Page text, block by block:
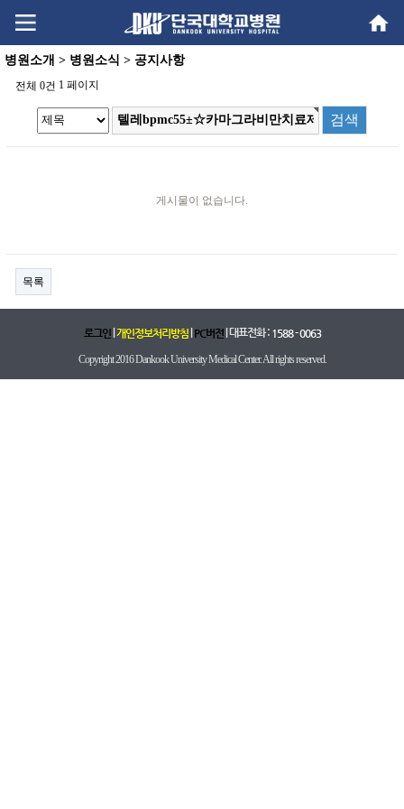
content
menu
병원소개 > 병원소식 > 공지사항
전체 0건 1 페이지
게시물이 없습니다.
목록
로그인|개인정보처리방침|PC버전| 대표전화 : 1588 - 0063
Copyright 2016 Dankook University Medical Center. All rights reserved.